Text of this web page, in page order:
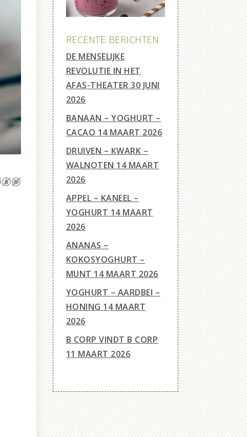
RECENTE BERICHTEN
DE MENSELIJKE
REVOLUTIE IN HET
AFAS-THEATER 30 JUNI
2026
BANAAN – YOGHURT –
CACAO 14 MAART 2026
DRUIVEN – KWARK –
WALNOTEN 14 MAART
2026
APPEL – KANEEL –
YOGHURT 14 MAART
2026
ANANAS –
KOKOSYOGHURT –
MUNT 14 MAART 2026
YOGHURT – AARDBEI –
HONING 14 MAART
2026
B CORP VINDT B CORP
11 MAART 2026